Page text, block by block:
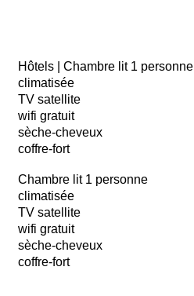
Hôtels
Chambre lit 1 personne
climatisée
TV satellite
wifi gratuit
sèche-cheveux
coffre-fort
Chambre lit 1 personne
climatisée
TV satellite
wifi gratuit
sèche-cheveux
coffre-fort